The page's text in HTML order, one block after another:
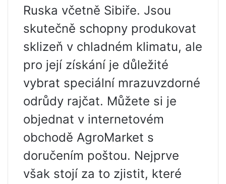
Ruska včetně Sibiře. Jsou
skutečně schopny produkovat
sklizeň v chladném klimatu, ale
pro její získání je důležité
vybrat speciální mrazuvzdorné
odrůdy rajčat. Můžete si je
objednat v internetovém
obchodě AgroMarket s
doručením poštou. Nejprve
však stojí za to zjistit, které